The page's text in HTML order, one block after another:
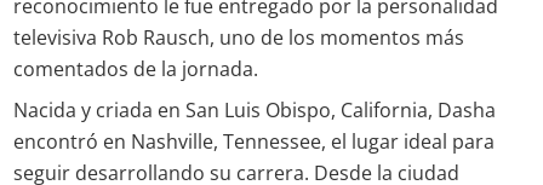
reconocimiento le fue entregado por la personalidad
televisiva Rob Rausch, uno de los momentos más
comentados de la jornada.
Nacida y criada en San Luis Obispo, California, Dasha
encontró en Nashville, Tennessee, el lugar ideal para
seguir desarrollando su carrera. Desde la ciudad